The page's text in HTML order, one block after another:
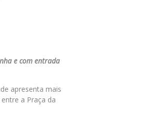
e com entrada
apresenta mais
a Praça da